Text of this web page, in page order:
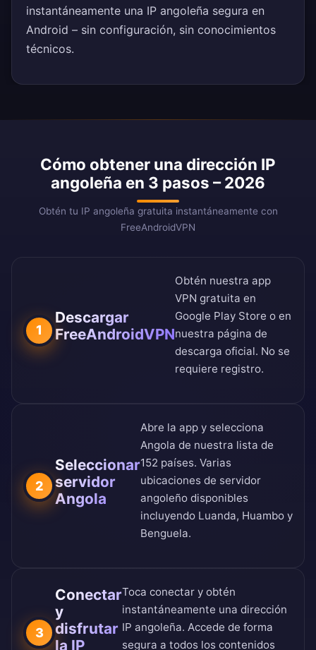
instantáneamente una IP angoleña segura en
Android – sin configuración, sin conocimientos
técnicos.
Cómo obtener una dirección IP
angoleña en 3 pasos – 2026
Obtén tu IP angoleña gratuita instantáneamente con
FreeAndroidVPN
1
Descargar
FreeAndroidVPN
Obtén nuestra app
VPN gratuita en
Google Play Store o en
nuestra página de
descarga oficial. No se
requiere registro.
2
Seleccionar
servidor
Angola
Abre la app y selecciona
Angola de nuestra lista de
152 países. Varias
ubicaciones de servidor
angoleño disponibles
incluyendo Luanda, Huambo y
Benguela.
3
Conectar
y
disfrutar
la IP
Toca conectar y obtén
instantáneamente una dirección
IP angoleña. Accede de forma
segura a todos los contenidos